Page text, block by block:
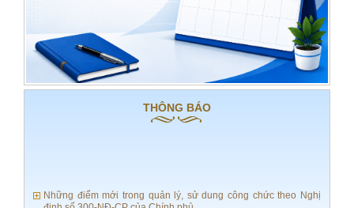
THÔNG BÁO
Những điểm mới trong quản lý, sử dung công chức theo Nghị
định số 300-NĐ-CP của Chính phủ